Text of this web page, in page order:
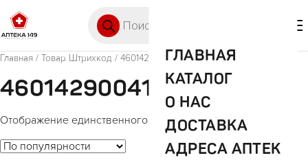
ГЛАВНАЯ
КАТАЛОГ
О НАС
ДОСТАВКА
АДРЕСА АПТЕК
Главная / Товар Штрихкод / 4601429004189
4601429004189
Отображение единственного товара